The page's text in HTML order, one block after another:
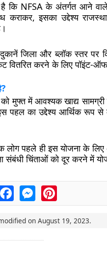
है कि NFSA के अंतर्गत आने
कराकर, इसका उद्देश्य
जिला और ब्लॉक स्तर पर
वितरित करने के लिए पॉइंट-
मुफ्त में आवश्यक खाद्य
पहल का उद्देश्य आर्थिक रूप से
लोग पहले ही इस योजना के
संबंधी चिंताओं को दूर करने में
FacebookMessengerPinterest
on August 19, 2023.